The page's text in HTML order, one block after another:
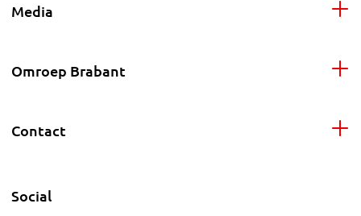
Media
Omroep Brabant
Contact
Social